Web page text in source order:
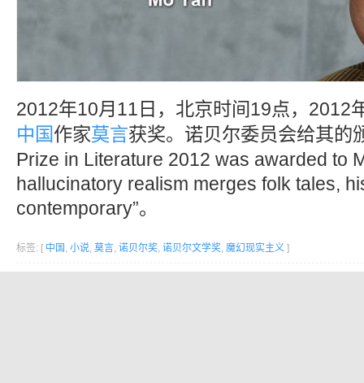
2012年10月11日，北京时间19点，2012
中国作家莫言获奖。诺贝尔委员会给其的
Prize in Literature 2012 was awarded to
hallucinatory realism merges folk tales,
contemporary”。
标签: [ 中国 , 小说, 莫言, 诺贝尔奖, 诺贝尔文学奖, 魔幻现实主义 ]